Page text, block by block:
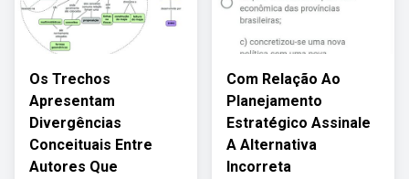
Os Trechos
Apresentam
Divergências
Conceituais Entre
Autores Que
Com Relação Ao
Planejamento
Estratégico Assinale
A Alternativa
Incorreta